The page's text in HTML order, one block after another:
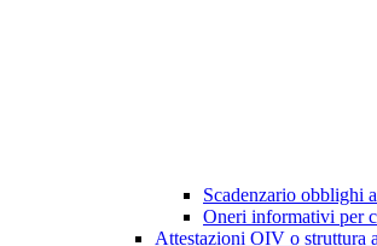
Scadenzario obblighi
Oneri informativi per
Attestazioni OIV o struttura